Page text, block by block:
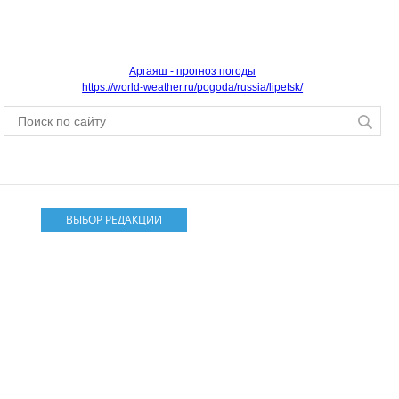
Аргаяш - прогноз погоды
https://world-weather.ru/pogoda/russia/lipetsk/
ВЫБОР РЕДАКЦИИ